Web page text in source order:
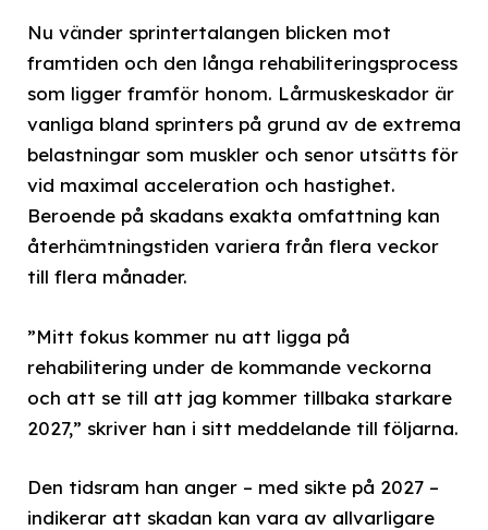
Nu vänder sprintertalangen blicken mot
framtiden och den långa rehabiliteringsprocess
som ligger framför honom. Lårmuskeskador är
vanliga bland sprinters på grund av de extrema
belastningar som muskler och senor utsätts för
vid maximal acceleration och hastighet.
Beroende på skadans exakta omfattning kan
återhämtningstiden variera från flera veckor
till flera månader.
”Mitt fokus kommer nu att ligga på
rehabilitering under de kommande veckorna
och att se till att jag kommer tillbaka starkare
2027,” skriver han i sitt meddelande till följarna.
Den tidsram han anger – med sikte på 2027 –
indikerar att skadan kan vara av allvarligare